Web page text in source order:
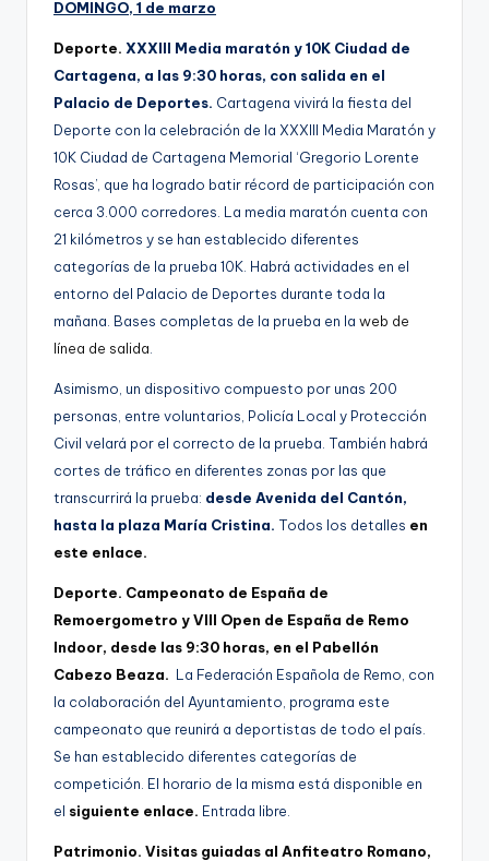
DOMINGO, 1 de marzo
Deporte. XXXIII Media maratón y 10K Ciudad de
Cartagena, a las 9:30 horas, con salida en el
Palacio de Deportes. Cartagena vivirá la fiesta del
Deporte con la celebración de la XXXIII Media Maratón y
10K Ciudad de Cartagena Memorial ‘Gregorio Lorente
Rosas’, que ha logrado batir récord de participación con
cerca 3.000 corredores. La media maratón cuenta con
21 kilómetros y se han establecido diferentes
categorías de la prueba 10K. Habrá actividades en el
entorno del Palacio de Deportes durante toda la
mañana. Bases completas de la prueba en la web de
línea de salida
Asimismo, un dispositivo compuesto por unas 200
personas, entre voluntarios, Policía Local y Protección
Civil velará por el correcto de la prueba. También habrá
cortes de tráfico en diferentes zonas por las que
transcurrirá la prueba: desde Avenida del Cantón,
hasta la plaza María Cristina. Todos los detalles en
este enlace.
Deporte. Campeonato de España de
Remoergometro y VIII Open de España de Remo
Indoor, desde las 9:30 horas, en el Pabellón
Cabezo Beaza. La Federación Española de Remo, con
la colaboración del Ayuntamiento, programa este
campeonato que reunirá a deportistas de todo el país.
Se han establecido diferentes categorías de
competición. El horario de la misma está disponible en
el siguiente enlace. Entrada libre.
Patrimonio. Visitas guiadas al Anfiteatro Romano,